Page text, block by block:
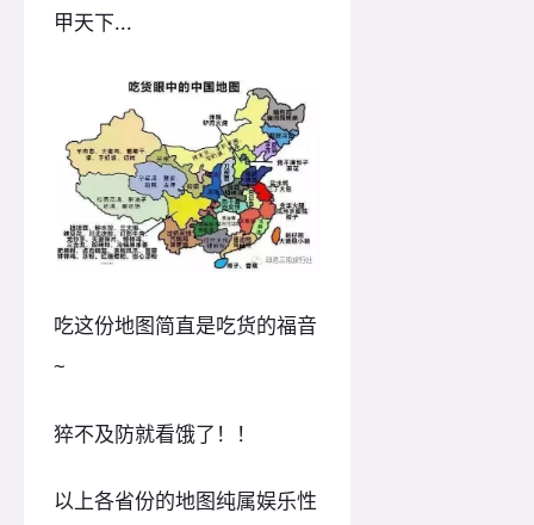
甲天下...
吃这份地图简直是吃货的福音
~
猝不及防就看饿了！！
以上各省份的地图纯属娱乐性